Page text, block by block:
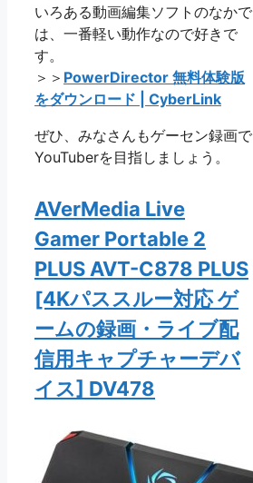
いろある動画編集ソフトのなかで
は、一番軽い動作なので好きで
す。
＞＞ PowerDirector 無料体験版
をダウンロード | CyberLink
ぜひ、みなさんもゲーセン録画で
YouTuberを目指しましょう。
AVerMedia Live
Gamer Portable 2
PLUS AVT-C878 PLUS
[4Kパススルー対応 ゲ
ームの録画・ライブ配
信用キャプチャーデバ
イス] DV478